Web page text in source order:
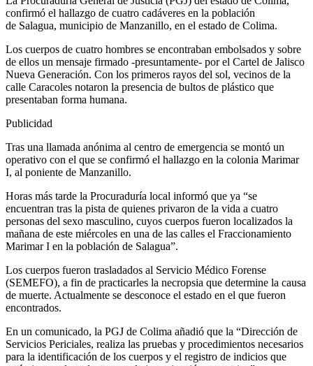
confirmó el hallazgo de cuatro cadáveres en la población
de Salagua, municipio de Manzanillo, en el estado de Colima.
Los cuerpos de cuatro hombres se encontraban embolsados y sobre
de ellos un mensaje firmado -presuntamente- por el Cartel de Jalisco
Nueva Generación. Con los primeros rayos del sol, vecinos de la
calle Caracoles notaron la presencia de bultos de plástico que
presentaban forma humana.
Publicidad
Tras una llamada anónima al centro de emergencia se montó un
operativo con el que se confirmó el hallazgo en la colonia Marimar
I, al poniente de Manzanillo.
Horas más tarde la Procuraduría local informó que ya “se
encuentran tras la pista de quienes privaron de la vida a cuatro
personas del sexo masculino, cuyos cuerpos fueron localizados la
mañana de este miércoles en una de las calles el Fraccionamiento
Marimar I en la población de Salagua”.
Los cuerpos fueron trasladados al Servicio Médico Forense
(SEMEFO), a fin de practicarles la necropsia que determine la causa
de muerte. Actualmente se desconoce el estado en el que fueron
encontrados.
En un comunicado, la PGJ de Colima añadió que la “Dirección de
Servicios Periciales, realiza las pruebas y procedimientos necesarios
para la identificación de los cuerpos y el registro de indicios que